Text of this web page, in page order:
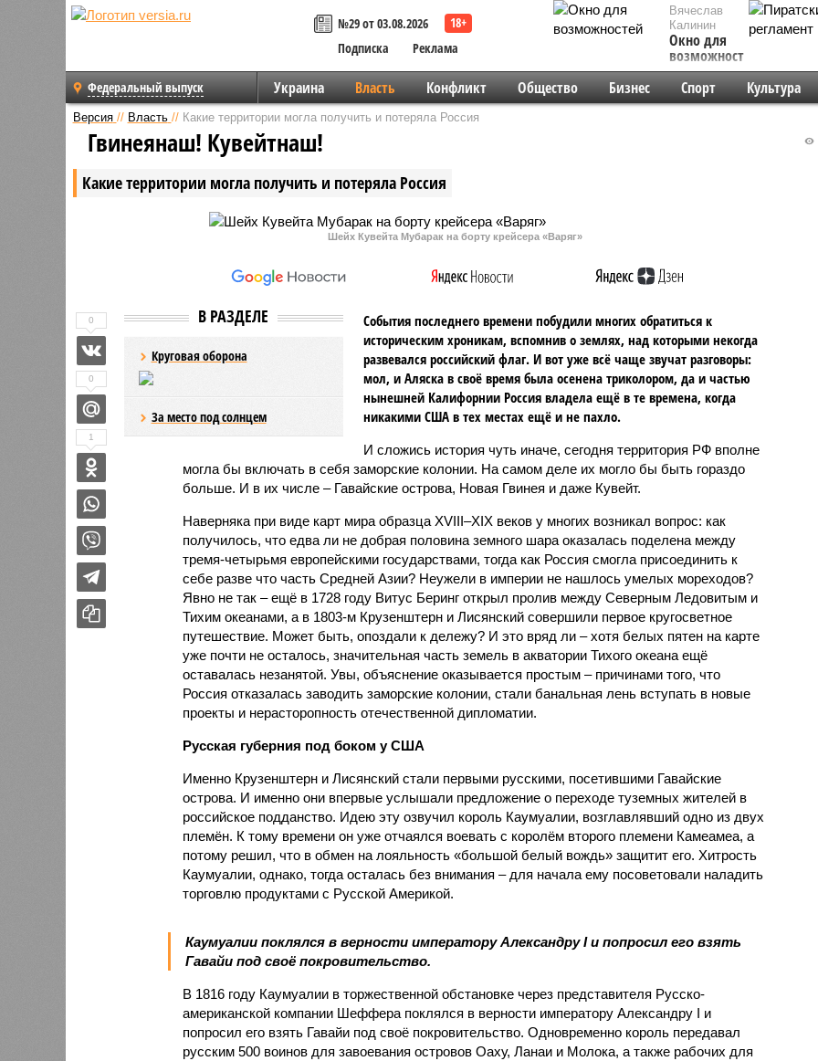
№29 от 03.08.2026
Подписка
Реклама
Вячеслав
Калинин
Окно для
возможностей
Федеральный выпуск Украина Власть Конфликт Общество Бизнес Спорт Культура
Версия // Власть // Какие территории могла получить и потеряла Россия
Какие территории могла получить и потеряла Россия
Гвинеянаш! Кувейтнаш!
Шейх Кувейта Мубарак на борту крейсера «Варяг»
В РАЗДЕЛЕ
Круговая оборона
За место под солнцем
События последнего времени побудили многих обратиться к
историческим хроникам, вспомнив о землях, над которыми некогда
развевался российский флаг. И вот уже всё чаще звучат разговоры:
мол, и Аляска в своё время была осенена триколором, да и частью
нынешней Калифорнии Россия владела ещё в те времена, когда
никакими США в тех местах ещё и не пахло.
И сложись история чуть иначе, сегодня территория РФ вполне
могла бы включать в себя заморские колонии. На самом деле их могло бы быть гораздо
больше. И в их числе – Гавайские острова, Новая Гвинея и даже Кувейт.
Наверняка при виде карт мира образца XVIII–XIX веков у многих возникал вопрос: как
получилось, что едва ли не добрая половина земного шара оказалась поделена между
тремя-четырьмя европейскими государствами, тогда как Россия смогла присоединить к
себе разве что часть Средней Азии? Неужели в империи не нашлось умелых мореходов?
Явно не так – ещё в 1728 году Витус Беринг открыл пролив между Северным Ледовитым и
Тихим океанами, а в 1803-м Крузенштерн и Лисянский совершили первое кругосветное
путешествие. Может быть, опоздали к дележу? И это вряд ли – хотя белых пятен на карте
уже почти не осталось, значительная часть земель в акватории Тихого океана ещё
оставалась незанятой. Увы, объяснение оказывается простым – причинами того, что
Россия отказалась заводить заморские колонии, стали банальная лень вступать в новые
проекты и нерасторопность отечественной дипломатии.
Русская губерния под боком у США
Именно Крузенштерн и Лисянский стали первыми русскими, посетившими Гавайские
острова. И именно они впервые услышали предложение о переходе туземных жителей в
российское подданство. Идею эту озвучил король Каумуалии, возглавлявший одно из двух
племён. К тому времени он уже отчаялся воевать с королём второго племени Камеамеа, а
потому решил, что в обмен на лояльность «большой белый вождь» защитит его. Хитрость
Каумуалии, однако, тогда осталась без внимания – для начала ему посоветовали наладить
торговлю продуктами с Русской Америкой.
Каумуалии поклялся в верности императору Александру I и попросил его взять
Гавайи под своё покровительство.
В 1816 году Каумуалии в торжественной обстановке через представителя Русско-
американской компании Шеффера поклялся в верности императору Александру I и
попросил его взять Гавайи под своё покровительство. Одновременно король передавал
русским 500 воинов для завоевания островов Оаху, Ланаи и Молока, а также рабочих для
0
0
1